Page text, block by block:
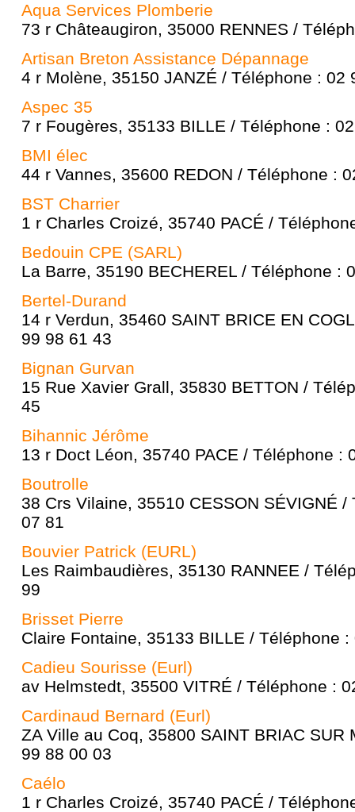
Aqua Services Plomberie
73 r Châteaugiron, 35000 RENNES /
Artisan Breton Assistance Dépannage
4 r Molène, 35150 JANZÉ / Téléphone : 02
Aspec 35
7 r Fougères, 35133 BILLE / Téléphone :
BMI élec
44 r Vannes, 35600 REDON / Téléphone :
BST Charrier
1 r Charles Croizé, 35740 PACÉ /
Bedouin CPE (SARL)
La Barre, 35190 BECHEREL / Téléphone :
Bertel-Durand
14 r Verdun, 35460 SAINT BRICE EN
99 98 61 43
Bignan Gurvan
15 Rue Xavier Grall, 35830 BETTON /
45
Bihannic Jérôme
13 r Doct Léon, 35740 PACE / Téléphone :
Boutrolle
38 Crs Vilaine, 35510 CESSON SÉVIGNÉ
07 81
Bouvier Patrick (EURL)
Les Raimbaudières, 35130 RANNEE /
99
Brisset Pierre
Claire Fontaine, 35133 BILLE / Téléphone
Cadieu Sourisse (Eurl)
av Helmstedt, 35500 VITRÉ / Téléphone :
Cardinaud Bernard (Eurl)
ZA Ville au Coq, 35800 SAINT BRIAC SUR
99 88 00 03
Caélo
1 r Charles Croizé, 35740 PACÉ /